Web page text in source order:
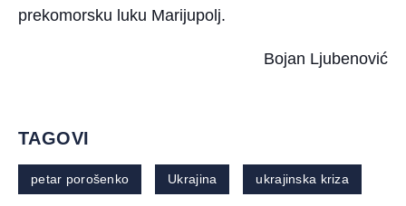
prekomorsku luku Marijupolj.
Bojan Ljubenović
TAGOVI
petar porošenko Ukrajina ukrajinska kriza